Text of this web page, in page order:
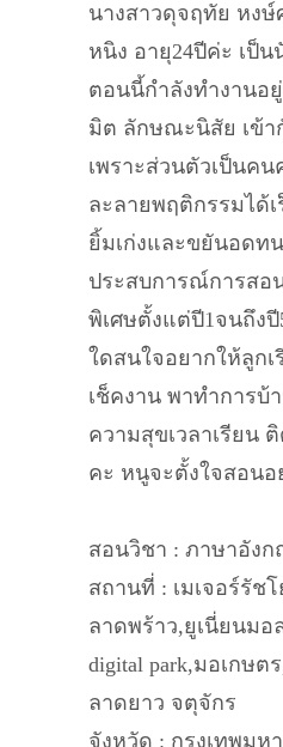
นางสาวดุจฤทัย หงษ์
หนิง อายุ24ปีค่ะ เป็
ตอนนี้กำลังทำงานอ
มิต ลักษณะนิสัย เข้า
เพราะส่วนตัวเป็นคน
ละลายพฤติกรรมได้
ยิ้มเก่งและขยันอดท
ประสบการณ์การสอ
พิเศษตั้งแต่ปี1จนถึง
ใดสนใจอยากให้ลูกเ
เช็คงาน พาทำการบ้
ความสุขเวลาเรียน
คะ หนูจะตั้งใจสอนอ
สอนวิชา : ภาษาอังก
สถานที่ : เมเจอร์รัช
ลาดพร้าว,ยูเนี่ยนมอ
digital park,มอเกษต
ลาดยาว จตุจักร
จังหวัด : กรุงเทพมห